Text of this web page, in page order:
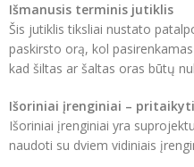
Išmanusis terminis jutiklis
Šis jutiklis tiksliai nustato
paskirsto orą, kol
kad šiltas ar šaltas oras būtų
Išoriniai įrenginiai –
Išoriniai įrenginiai yra
naudoti su dviem vidiniais